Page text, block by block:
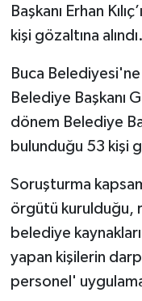
Başkanı Erhan
kişi gözaltına alındı.
Buca
Belediye Başkanı
dönem Belediye
bulunduğu 53 kişi
Soruşturma
örgütü kurulduğu,
belediye
yapan kişilerin
personel'